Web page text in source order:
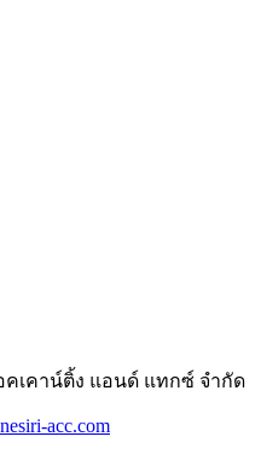
เคาน์ติ้ง แอนด์ แทกซ์ จำกัด
acc.com